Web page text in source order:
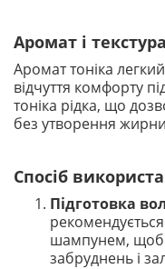
Аромат і текстура
Аромат тоніка
відчуття комфорту
тоніка рідка, що
без утворення
Спосіб
Підготовка
шампунем, щоб
забруднень і